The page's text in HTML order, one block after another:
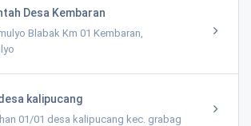
Desa Kembaran
Blabak Km 01 Kembaran,
kalipucang
01/01 desa kalipucang kec. grabag